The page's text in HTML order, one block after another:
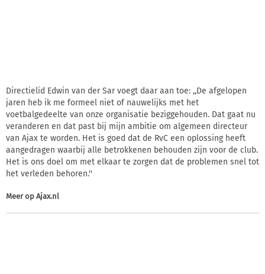
Directielid Edwin van der Sar voegt daar aan toe: ,,De afgelopen
jaren heb ik me formeel niet of nauwelijks met het
voetbalgedeelte van onze organisatie beziggehouden. Dat gaat nu
veranderen en dat past bij mijn ambitie om algemeen directeur
van Ajax te worden. Het is goed dat de RvC een oplossing heeft
aangedragen waarbij alle betrokkenen behouden zijn voor de club.
Het is ons doel om met elkaar te zorgen dat de problemen snel tot
het verleden behoren.''
Meer op Ajax.nl